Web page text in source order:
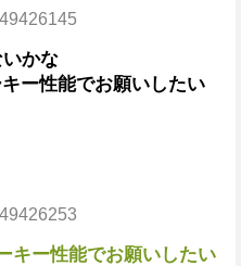
かな
ー性能でお願いしたい
キー性能でお願いしたい